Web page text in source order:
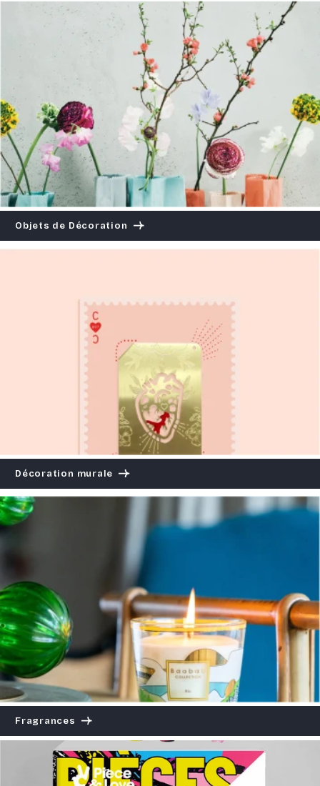
Objets de Décoration
Décoration murale
Fragrances